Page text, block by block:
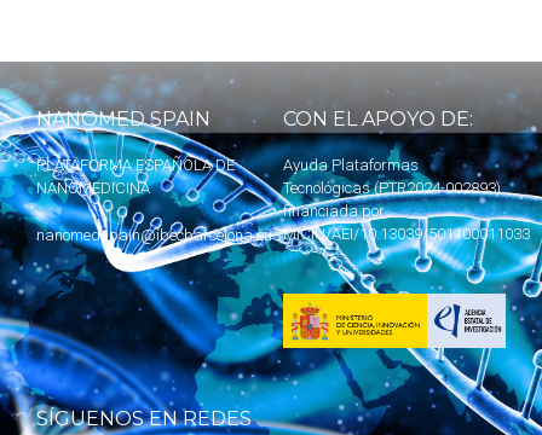
NANOMED SPAIN
PLATAFORMA ESPAÑOLA DE
NANOMEDICINA
nanomedspain@ibecbarcelona.eu
CON EL APOYO DE:
Ayuda Plataformas
Tecnológicas (PTR2024-002893)
financiada por
MICIU/AEI/10.13039/501100011033
SÍGUENOS EN REDES